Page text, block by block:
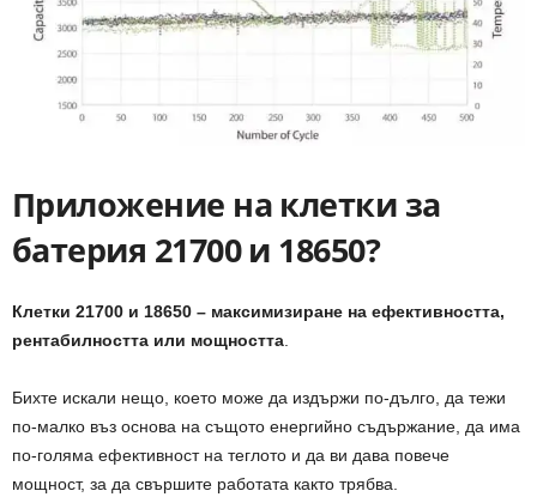
Приложение на клетки за
батерия 21700 и 18650?
Клетки 21700 и 18650 – максимизиране на ефективността,
рентабилността или мощността
Бихте искали нещо, което може да издържи по-дълго, да тежи
по-малко въз основа на същото енергийно съдържание, да има
по-голяма ефективност на теглото и да ви дава повече
мощност, за да свършите работата както трябва.